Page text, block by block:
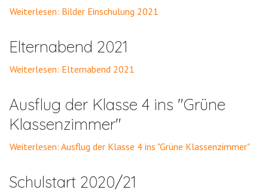
Weiterlesen: Bilder Einschulung 2021
Elternabend 2021
Weiterlesen: Elternabend 2021
Ausflug der Klasse 4 ins "Grüne
Klassenzimmer"
Weiterlesen: Ausflug der Klasse 4 ins "Grüne Klassenzimmer"
Schulstart 2020/21